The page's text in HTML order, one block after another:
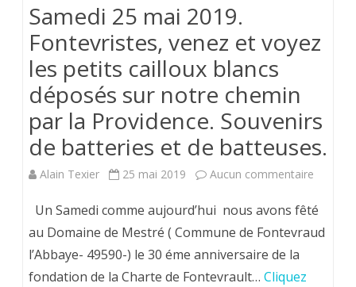
cailloux
blancs
déposés
sur
notre
chemin
par
la
Providence.
Les
Samedi 25 mai 2019.
Fontevristes, venez et voyez
les petits cailloux blancs
déposés sur notre chemin
par la Providence. Souvenirs
de batteries et de batteuses.
Alain Texier 25 mai 2019 Aucun commentaire
25
Un Samedi comme aujourd’hui nous avons fêté
au Domaine de Mestré ( Commune de Fontevraud
l’Abbaye- 49590-) le 30 éme anniversaire de la
fondation de la Charte de Fontevrault… Cliquez